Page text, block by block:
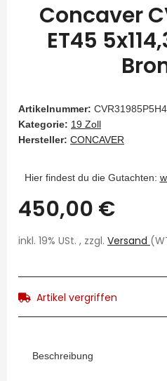
Concaver
ET45
Artikelnummer:
Kategorie: 19 Zoll
Hersteller: CONCAVER
Hier findest du die Gutachten:
450,00 €
inkl. 19% USt. , zzgl. Versand
Artikel vergriffen
Beschreibung